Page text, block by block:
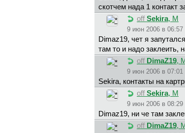
скотчем нада 1 контакт
off Sekira, М
9 июн 2006 в 06:57
Dimaz19, чет я
там то и надо заклеить,
off DimaZ19, М
9 июн 2006 в 07:01
Sekira, контакты на
off Sekira, М
9 июн 2006 в 08:29
Dimaz19, ни че там
off DimaZ19, М